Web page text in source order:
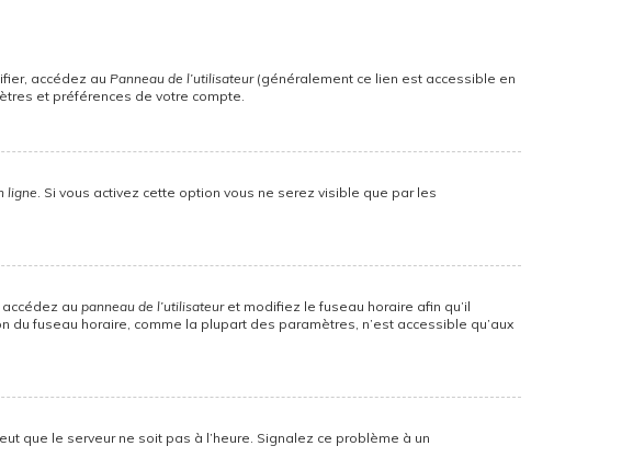
accédez auPanneau de l’utilisateur(généralement ce lien est accessible en
et préférences de votre compte.
ligne. Si vous activez cette option vous ne serez visible que par les
accédez aupanneau de l’utilisateuret modifiez le fuseau horaire afin qu’il
du fuseau horaire, comme la plupart des paramètres, n’est accessible qu’aux
que le serveur ne soit pas à l’heure. Signalez ce problème à un